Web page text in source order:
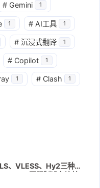
# Gemini 1
1 # AI工具 1
# 沉浸式翻译 1
# Copilot 1
1 # Clash 1
、VLESS、Hy2三种主